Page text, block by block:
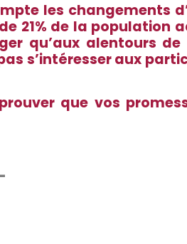
les changements
21% de la population
qu’aux alentours de
s’intéresser aux
que vos